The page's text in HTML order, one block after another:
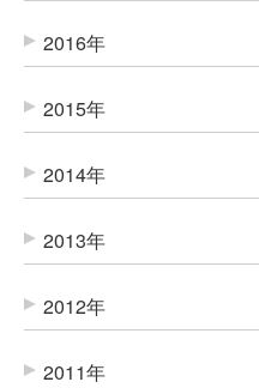
2016年
2015年
2014年
2013年
2012年
2011年